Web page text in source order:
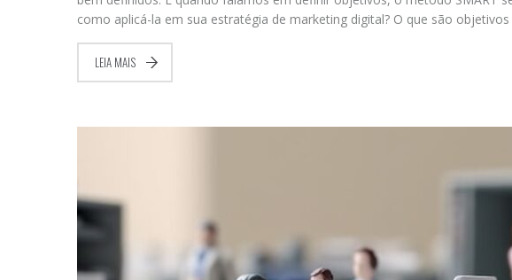
como aplicá-la em sua estratégia de marketing digital? O que são objetivos
LEIA MAIS